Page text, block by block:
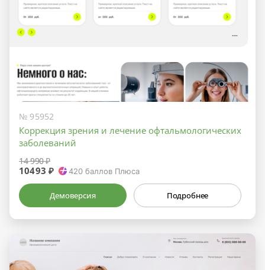
№ 95952
Коррекция зрения и лечение офтальмологических
заболеваний
14 990 ₽
10493 ₽ 420 баллов Плюса
Демоверсия Подробнее